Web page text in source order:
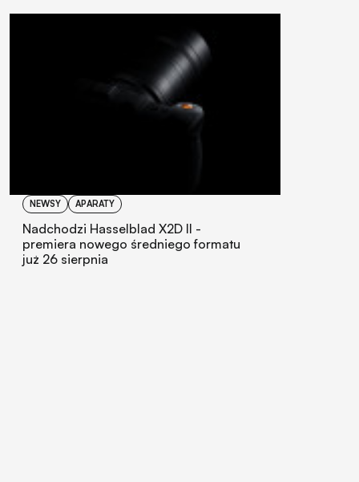
NEWSY APARATY
Nadchodzi Hasselblad X2D II -
premiera nowego średniego formatu
już 26 sierpnia